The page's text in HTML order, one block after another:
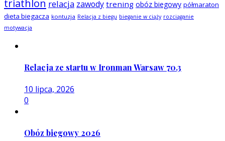
triathlon relacja zawody trening obóz biegowy półmaraton
dieta biegacza kontuzja Relacja z biegu bieganie w ciąży rozciąganie
motywacja
Relacja ze startu w Ironman Warsaw 70.3
10 lipca, 2026
0
Obóz biegowy 2026